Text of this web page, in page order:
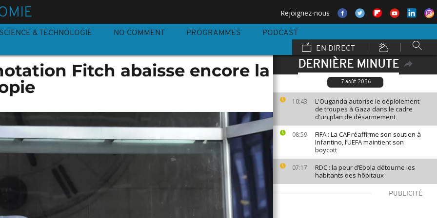
Rejoignez-nous
SCIENCE & TECHNOLOGIE NO COMMENT PROGRAMMES
PODCAST
EN DIRECT
DERNIÈRE MINUTE
7 août 2026
10:43
L'Ouganda autorise le déploiement
de troupes à Gaza dans le cadre
d'un plan de désarmement
08:59
FIFA : La CAF réaffirme son soutien à
Infantino, l’UEFA maintient son
boycott
07:17
RDC : la peur d’Ebola détourne les
habitants des hôpitaux
PUBLICITÉ
Fitch abaisse encore la